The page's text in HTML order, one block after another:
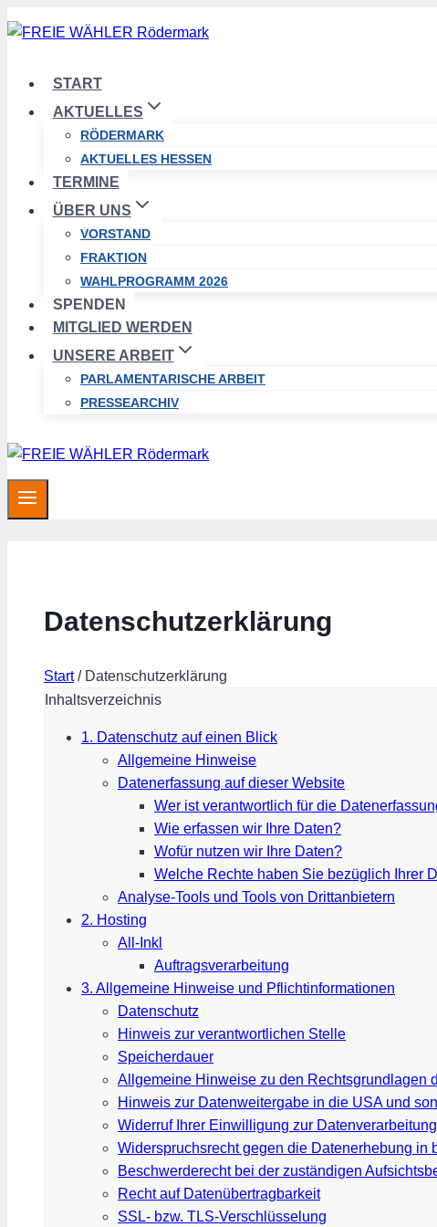
Zum
Inhalt
START
AKTUELLES
RÖDERMARK
AKTUELLES HESSEN
TERMINE
ÜBER UNS
VORSTAND
FRAKTION
WAHLPROGRAMM 2026
SPENDEN
MITGLIED WERDEN
UNSERE ARBEIT
PARLAMENTARISCHE ARBEIT
PRESSEARCHIV
Datenschutzerklärung
Start / Datenschutzerklärung
Inhaltsverzeichnis
1. Datenschutz auf einen Blick
Allgemeine Hinweise
Datenerfassung auf dieser Website
Wer ist verantwortlich für die
Wie erfassen wir Ihre Daten?
Wofür nutzen wir Ihre Daten?
Welche Rechte haben Sie bezüglich Ihrer
Analyse-Tools und Tools von Dritt­anbietern
2. Hosting
All-Inkl
Auftragsverarbeitung
3. Allgemeine Hinweise und Pflicht­informationen
Datenschutz
Hinweis zur verantwortlichen Stelle
Speicherdauer
Allgemeine Hinweise zu den Rechtsgrundlagen
Hinweis zur Datenweitergabe in die USA und
Widerruf Ihrer Einwilligung zur Datenverarbeitung
Widerspruchsrecht gegen die Datenerhebung
Beschwerde­recht bei der zuständigen
Recht auf Daten­übertrag­barkeit
SSL- bzw. TLS-Verschlüsselung